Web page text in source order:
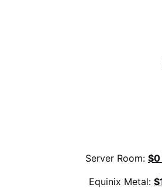
Server Room: $0
Equinix Metal: